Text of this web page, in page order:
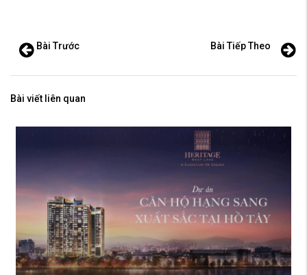
Bài Trước Bài Tiếp Theo
Bài viết liên quan